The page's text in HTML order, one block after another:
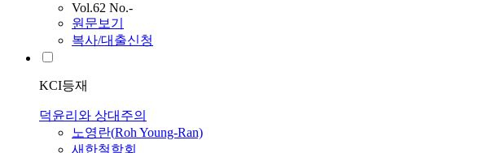
Vol.62 No.-
원문보기
복사/대출신청
KCI등재
덕윤리와 상대주의
노영란(RohYoung-Ran)
새한철학회